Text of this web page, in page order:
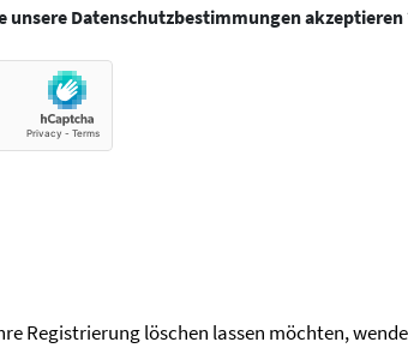
unsere Datenschutzbestimmungen akzeptieren
Registrierung löschen lassen möchten,